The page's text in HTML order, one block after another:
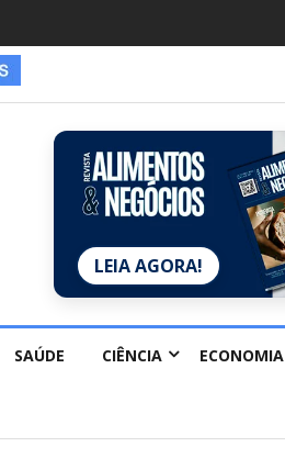
LEIA AGORA!
SAÚDE CIÊNCIA ECONOMIA